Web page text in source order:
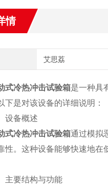
情
艾思荔
式冷热冲击试验箱是一种具
下是对该设备的详细说明：
备概述
式冷热冲击试验箱通过模拟
性。这种设备能够快速地在
要结构与功能